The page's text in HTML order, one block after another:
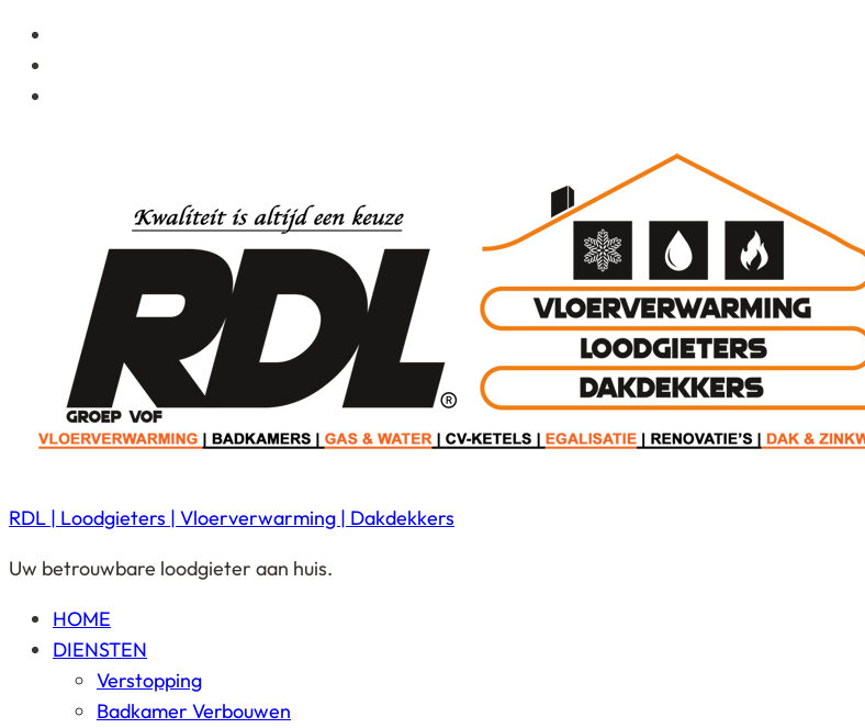
RDL | Loodgieters | Vloerverwarming | Dakdekkers
Uw betrouwbare loodgieter aan huis.
HOME
DIENSTEN
Verstopping
Badkamer Verbouwen